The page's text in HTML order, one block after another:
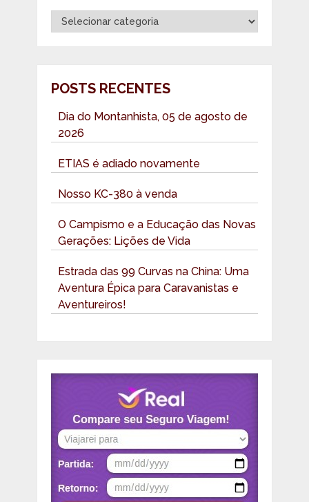
Categorias
POSTS RECENTES
Dia do Montanhista, 05 de agosto de
2026
ETIAS é adiado novamente
Nosso KC-380 à venda
O Campismo e a Educação das Novas
Gerações: Lições de Vida
Estrada das 99 Curvas na China: Uma
Aventura Épica para Caravanistas e
Aventureiros!